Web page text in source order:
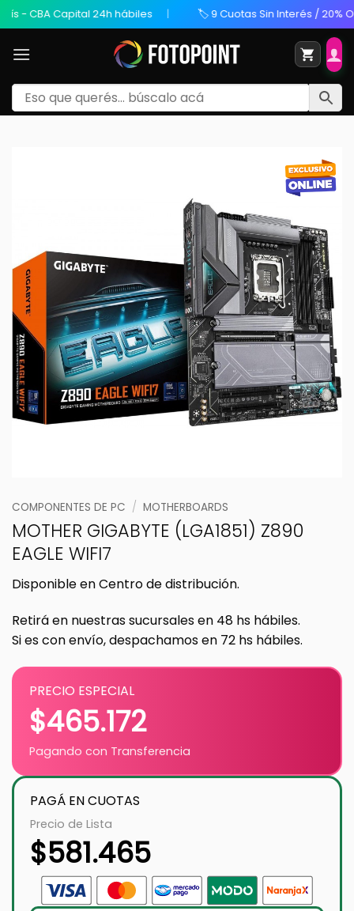
CBA Capital 24h hábiles 🏷️ 9 Cuotas Sin Interés / 20% OFF
COMPONENTES DE PC / MOTHERBOARDS
MOTHER GIGABYTE (LGA1851) Z890
EAGLE WIFI7
Disponible en Centro de distribución.
Retirá en nuestras sucursales en 48 hs hábiles.
Si es con envío, despachamos en 72 hs hábiles.
PRECIO ESPECIAL
$465.172
Pagando con Transferencia
PAGÁ EN CUOTAS
Precio de Lista
$581.465